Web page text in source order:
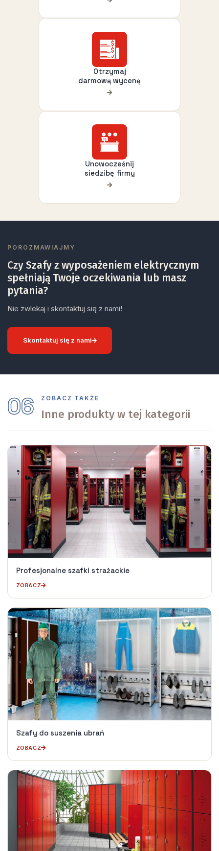
Otrzymaj
darmową wycenę
Unowocześnij
siedzibę firmy
POROZMAWIAJMY
Czy Szafy z wyposażeniem elektrycznym
spełniają Twoje oczekiwania lub masz
pytania?
Nie zwlekaj i skontaktuj się z nami!
Skontaktuj się z nami
06 ZOBACZ TAKŻE
Inne produkty w tej kategorii
Profesjonalne szafki strażackie
ZOBACZ
Szafy do suszenia ubrań
ZOBACZ